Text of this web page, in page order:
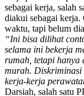
sebagai kerja, salah
diakui sebagai kerja.
waktu, tapi belum
“Ini bisa dilihat
selama ini bekerja
rumah, tetapi hanya
murah. Diskriminasi
kerja-kerja
Darsiah, salah satu